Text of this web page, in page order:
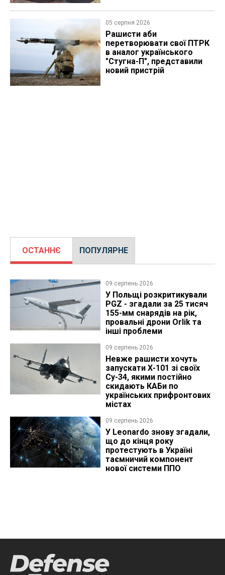
05 серпня 2026
Рашисти аби
перетворювати свої ПТРК
в аналог українського
"Стугна-П", представили
новий пристрій
ОСТАННЄ ПОПУЛЯРНЕ
09 серпень 2026
У Польщі розкритикували
PGZ - згадали за 25 тисяч
155-мм снарядів на рік,
провальні дрони Orlik та
інші проблеми
09 серпень 2026
Невже рашисти хочуть
запускати Х-101 зі своїх
Су-34, якими постійно
скидають КАБи по
українських прифронтових
містах
09 серпень 2026
У Leonardo знову згадали,
що до кінця року
протестують в Україні
таємничий компонент
нової системи ППО